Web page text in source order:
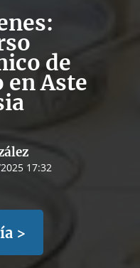
de
en Aste
17:32
>